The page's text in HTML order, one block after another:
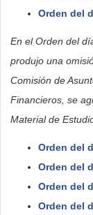
Orden del
En el Orden del
produjo una
Comisión de
Financieros, se
Material de
Orden del
Orden del
Orden del
Orden del